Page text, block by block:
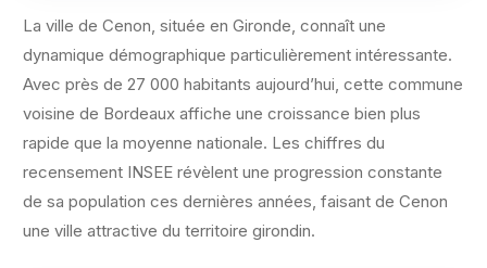
La ville de Cenon, située en Gironde, connaît une
dynamique démographique particulièrement intéressante.
Avec près de 27 000 habitants aujourd’hui, cette commune
voisine de Bordeaux affiche une croissance bien plus
rapide que la moyenne nationale. Les chiffres du
recensement INSEE révèlent une progression constante
de sa population ces dernières années, faisant de Cenon
une ville attractive du territoire girondin.